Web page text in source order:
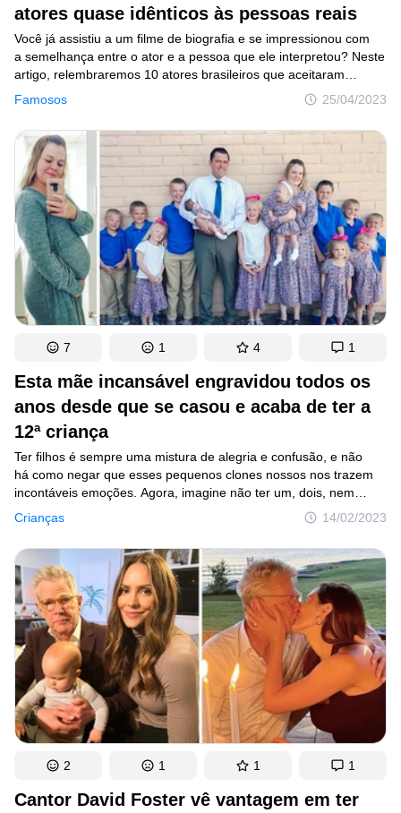
atores quase idênticos às pessoas reais
Famosos 25/04/2023
Você já assistiu a um filme de biografia e se impressionou com
a semelhança entre o ator e a pessoa que ele interpretou? Neste
artigo, relembraremos 10 atores brasileiros que aceitaram
o desafio de dar vida a personalidades históricas ou culturais.
Eles se transformaram para ficar os mais parecidos possíveis
com os seus personagens. O talento desses atores para
chegarem próximos à semelhança perfeita é de cair queixo!
Esta mãe incansável engravidou todos os
anos desde que se casou e acaba de ter a
12ª criança
Crianças 14/02/2023
Ter filhos é sempre uma mistura de alegria e confusão, e não
há como negar que esses pequenos clones nossos nos trazem
incontáveis emoções. Agora, imagine não ter um, dois, nem
mesmo cinco, mas 12 crianças. Isso pode transformar a vida
de qualquer pai ou mãe em uma jornada extremamente
desafiadora. Nossa heroína em destaque deu à luz
recentemente seu décimo segundo filho, e aqui destacamos
como ela e seu marido administram e cuidam de sua enorme
e feliz família, mantendo a sanidade.
7 1 4 1
Cantor David Foster vê vantagem em ter
2 1 1 1